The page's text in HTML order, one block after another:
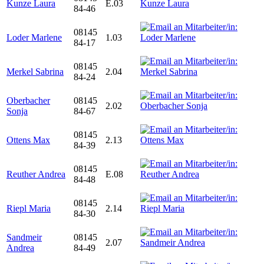
Kunze Laura
84-46
E.03
Loder Marlene
08145
84-17
1.03
Merkel Sabrina
08145
84-24
2.04
Oberbacher
Sonja
08145
84-67
2.02
Ottens Max
08145
84-39
2.13
Reuther Andrea
08145
84-48
E.08
Riepl Maria
08145
84-30
2.14
Sandmeir
Andrea
08145
84-49
2.07